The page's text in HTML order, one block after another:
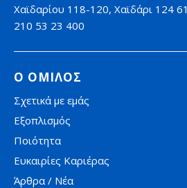
Χαϊδαρίου 118-120, Χαϊδάρι 124 61
210 53 23 400
Ο ΟΜΙΛΟΣ
Σχετικά με εμάς
Εξοπλισμός
Ποιότητα
Ευκαιρίες Καριέρας
Άρθρα / Νέα